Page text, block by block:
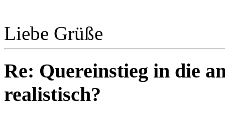
Liebe Grüße
Re: Quereinstieg in die
realistisch?